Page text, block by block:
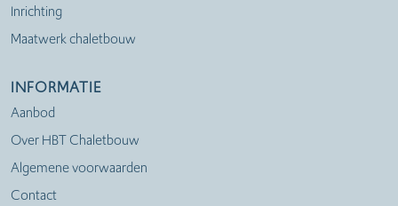
Inrichting
Maatwerk chaletbouw
INFORMATIE
Aanbod
Over HBT Chaletbouw
Algemene voorwaarden
Contact